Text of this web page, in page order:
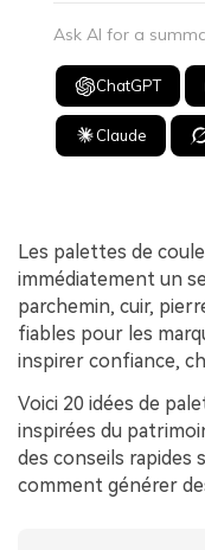
Ask AI for a
ChatGPT
Claude
Les palettes de
immédiatement un
parchemin, cuir,
fiables pour les
inspirer confiance,
Voici 20 idées de
inspirées du
des conseils rapides
comment générer